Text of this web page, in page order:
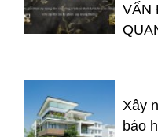
VẤN
Xây
báo